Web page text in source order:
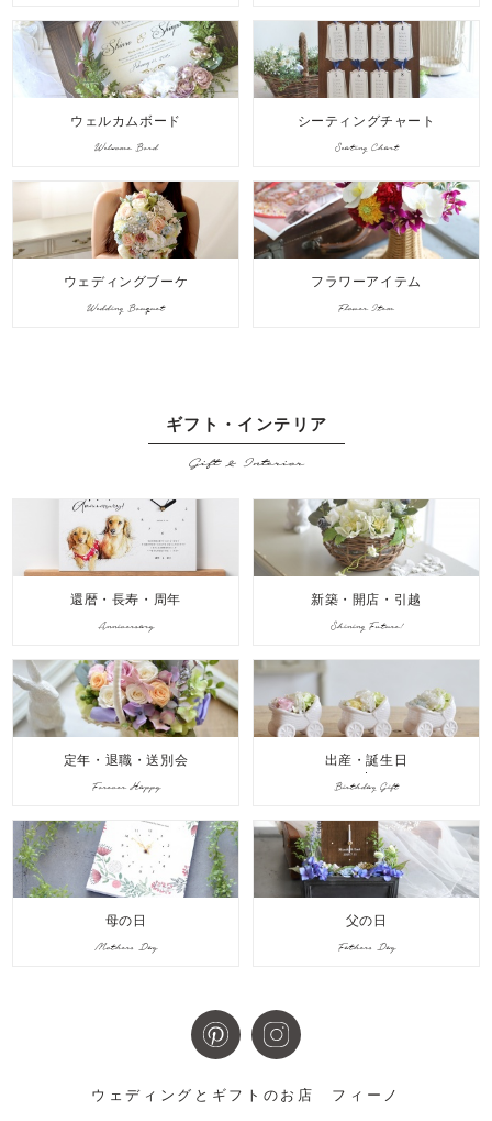
ウェルカムボード
Welcome Bord
シーティングチャート
Seating Chart
ウェディングブーケ
Wedding Bouquet
フラワーアイテム
Flower Item
ギフト・インテリア
Gift & Interior
還暦・長寿・周年
Anniversary
新築・開店・引越
Shining Future!
定年・退職・送別会
Forever Happy
出産・誕生日
Birthday Gift
母の日
Mothers Day
父の日
Fathers Day
ウェディングとギフトのお店 フィーノ